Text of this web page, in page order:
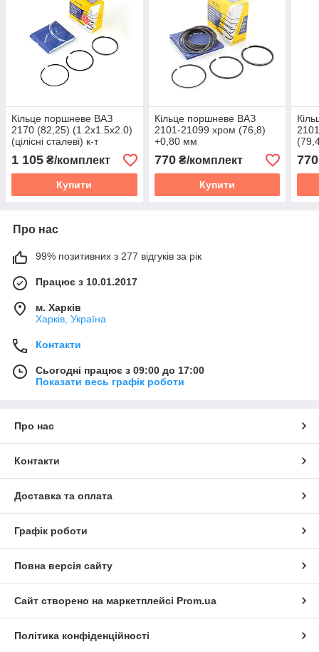
Кільце поршневе ВАЗ
2170 (82,25) (1.2x1.5x2.0)
(цілісні сталеві) к-т
1 105 ₴/комплект
Купити
Кільце поршневе ВАЗ
2101-21099 хром (76,8)
+0,80 мм
(76,80x1.50+2,00+3,947) к-
т, инд. уп.
770₴/комплект
Купити
т,
770
Про нас
99% позитивних з 277 відгуків за рік
Працює з 10.01.2017
м. Харків
Харків, Україна
Контакти
Сьогодні працює з 09:00 до 17:00
Показати весь графік роботи
Про нас
Контакти
Доставка та оплата
Графік роботи
Повна версія сайту
Сайт створено на маркетплейсі Prom.ua
Політика конфіденційності